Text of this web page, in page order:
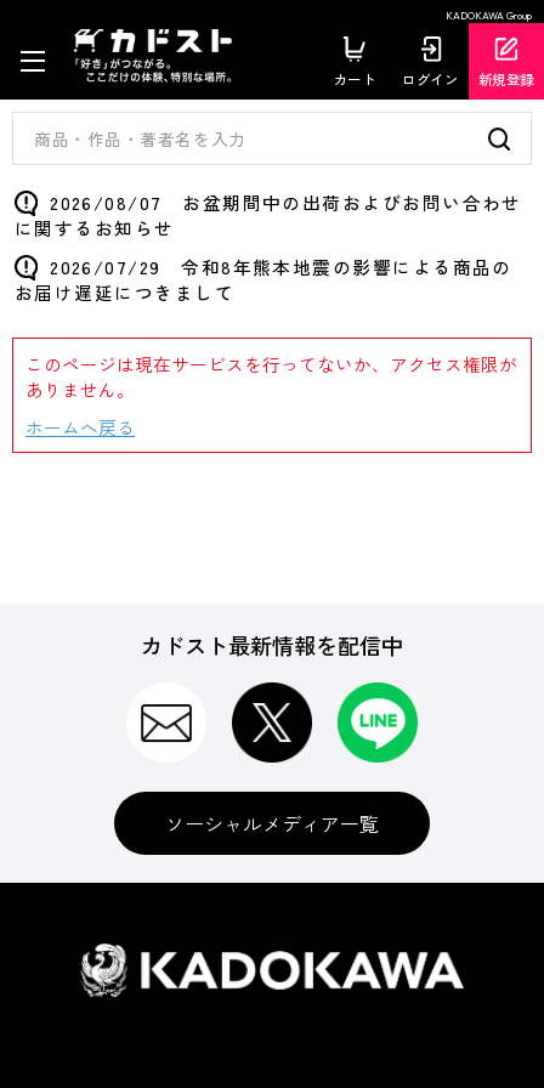
KADOKAWA Group
カート ログイン 新規登録
2026/08/07 お盆期間中の出荷およびお問い合わせ
に関するお知らせ
2026/07/29 令和8年熊本地震の影響による商品の
お届け遅延につきまして
このページは現在サービスを行ってないか、アクセス権限が
ありません。
ホームへ戻る
カドスト最新情報を配信中
ソーシャルメディア一覧